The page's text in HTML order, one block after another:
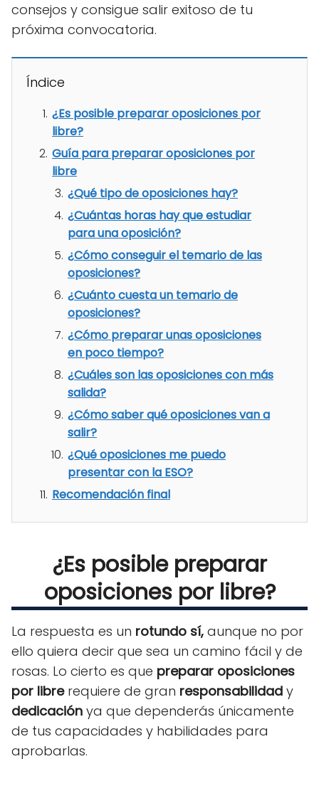
consejos y consigue salir exitoso de tu
próxima convocatoria.
Índice
¿Es posible preparar oposiciones por
libre?
Guía para preparar oposiciones por
libre
¿Qué tipo de oposiciones hay?
¿Cuántas horas hay que estudiar
para una oposición?
¿Cómo conseguir el temario de las
oposiciones?
¿Cuánto cuesta un temario de
oposiciones?
¿Cómo preparar unas oposiciones
en poco tiempo?
¿Cuáles son las oposiciones con más
salida?
¿Cómo saber qué oposiciones van a
salir?
¿Qué oposiciones me puedo
presentar con la ESO?
Recomendación final
¿Es posible preparar
oposiciones por libre?
La respuesta es un rotundo sí, aunque no por
ello quiera decir que sea un camino fácil y de
rosas. Lo cierto es que preparar oposiciones
por librerequiere de gran responsabilidad y
dedicación ya que dependerás únicamente
de tus capacidades y habilidades para
aprobarlas.